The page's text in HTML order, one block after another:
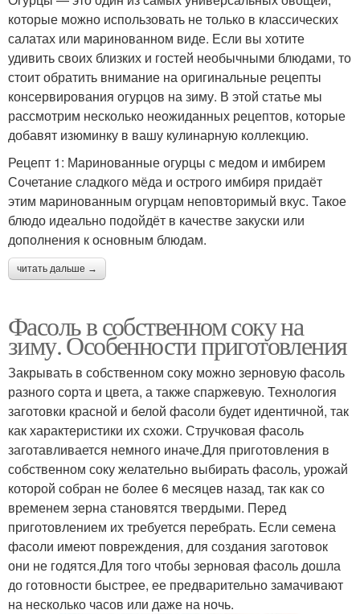
Смородины на зиму Салат на зиму
Заготовка на зиму Засолка на зиму
Рецепты в литровых
банках
Помидоры на зиму
Половинки на зиму Лук на зиму
Масло на зиму Обалденные рецепты
которые можно использовать не только в классических
салатах или маринованном виде. Если вы хотите
удивить своих близких и гостей необычными блюдами, то
стоит обратить внимание на оригинальные рецепты
консервирования огурцов на зиму. В этой статье мы
рассмотрим несколько неожиданных рецептов, которые
добавят изюминку в вашу кулинарную коллекцию.
Рецепт 1: Маринованные огурцы с медом и имбирем
Сочетание сладкого мёда и острого имбиря придаёт
этим маринованным огурцам неповторимый вкус. Такое
блюдо идеально подойдёт в качестве закуски или
дополнения к основным блюдам.
читать дальше →
Фасоль в собственном соку на
зиму. Особенности приготовления
Закрывать в собственном соку можно зерновую фасоль
разного сорта и цвета, а также спаржевую. Технология
заготовки красной и белой фасоли будет идентичной, так
как характеристики их схожи. Стручковая фасоль
заготавливается немного иначе.Для приготовления в
собственном соку желательно выбирать фасоль, урожай
которой собран не более 6 месяцев назад, так как со
временем зерна становятся твердыми. Перед
приготовлением их требуется перебрать. Если семена
фасоли имеют повреждения, для создания заготовок
они не годятся.Для того чтобы зерновая фасоль дошла
до готовности быстрее, ее предварительно замачивают
на несколько часов или даже на ночь.